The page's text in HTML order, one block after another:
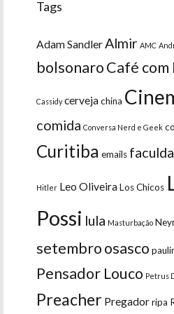
Tags
Adam Sandler Almir AMC
bolsonaroCafé com
Cassidy cervejachina
comida Conversa Nerd e Geek
Curitiba emails
Hitler Leo OliveiraLos Chicos
Possi lula Masturbação
setembroosasco
Pensador Louco Petrus
Preacher Pregadorripa